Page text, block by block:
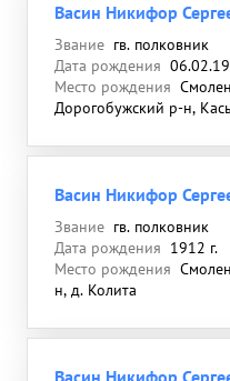
Васин Никифор
Звание гв. полковник
Дата рождения
Место рождения
Дорогобужский р-н,
Васин Никифор
Звание гв. полковник
Дата рождения 1912 г.
Место рождения
н, д. Колита
Васин Никифор